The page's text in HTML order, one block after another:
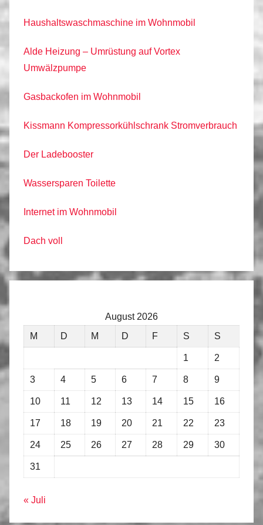
Haushaltswaschmaschine im Wohnmobil
Alde Heizung – Umrüstung auf Vortex
Umwälzpumpe
Gasbackofen im Wohnmobil
Kissmann Kompressorkühlschrank Stromverbrauch
Der Ladebooster
Wassersparen Toilette
Internet im Wohnmobil
Dach voll
August 2026
M
D M D F S S
1 2
3 4 5 6 7 8 9
10 11 12 13 14 15 16
17 18 19 20 21 22 23
24 25 26 27 28 29 30
31
« Juli